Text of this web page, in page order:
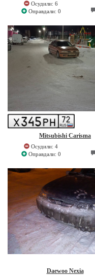
Осудили: 6
Оправдали: 0
Mitsubishi Carisma
Осудили: 4
Оправдали: 0
Daewoo Nexia